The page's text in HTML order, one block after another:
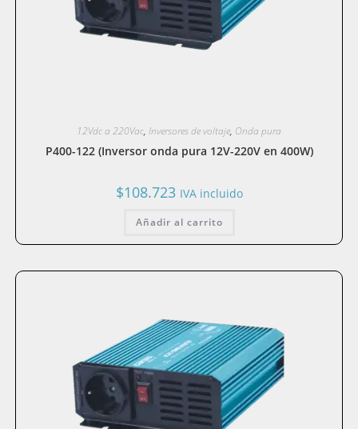
12Vdc a 220Vac, Inversores de voltaje, Onda pura
P400-122 (Inversor onda pura 12V-220V en 400W)
$108.723 IVA incluido
Añadir al carrito